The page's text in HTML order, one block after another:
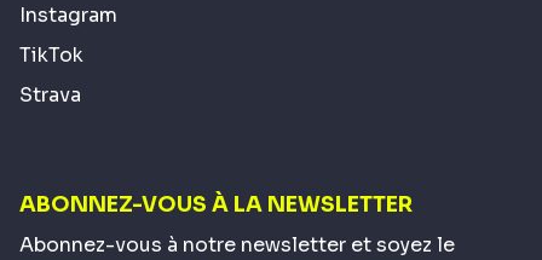
Instagram
TikTok
Strava
ABONNEZ-VOUS À LA NEWSLETTER
Abonnez-vous à notre newsletter et soyez le